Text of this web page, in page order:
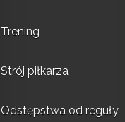
Trening
Strój piłkarza
Odstępstwa od reguły